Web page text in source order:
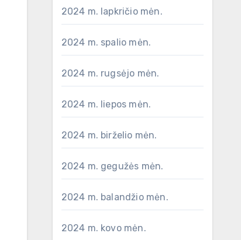
2024 m. lapkričio mėn.
2024 m. spalio mėn.
2024 m. rugsėjo mėn.
2024 m. liepos mėn.
2024 m. birželio mėn.
2024 m. gegužės mėn.
2024 m. balandžio mėn.
2024 m. kovo mėn.